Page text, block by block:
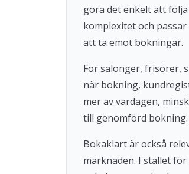
göra det enkelt att
komplexitet och
att ta emot bokningar.
För salonger, frisörer,
när bokning,
mer av vardagen,
till genomförd bokning.
Bokaklart är också
marknaden. I stället